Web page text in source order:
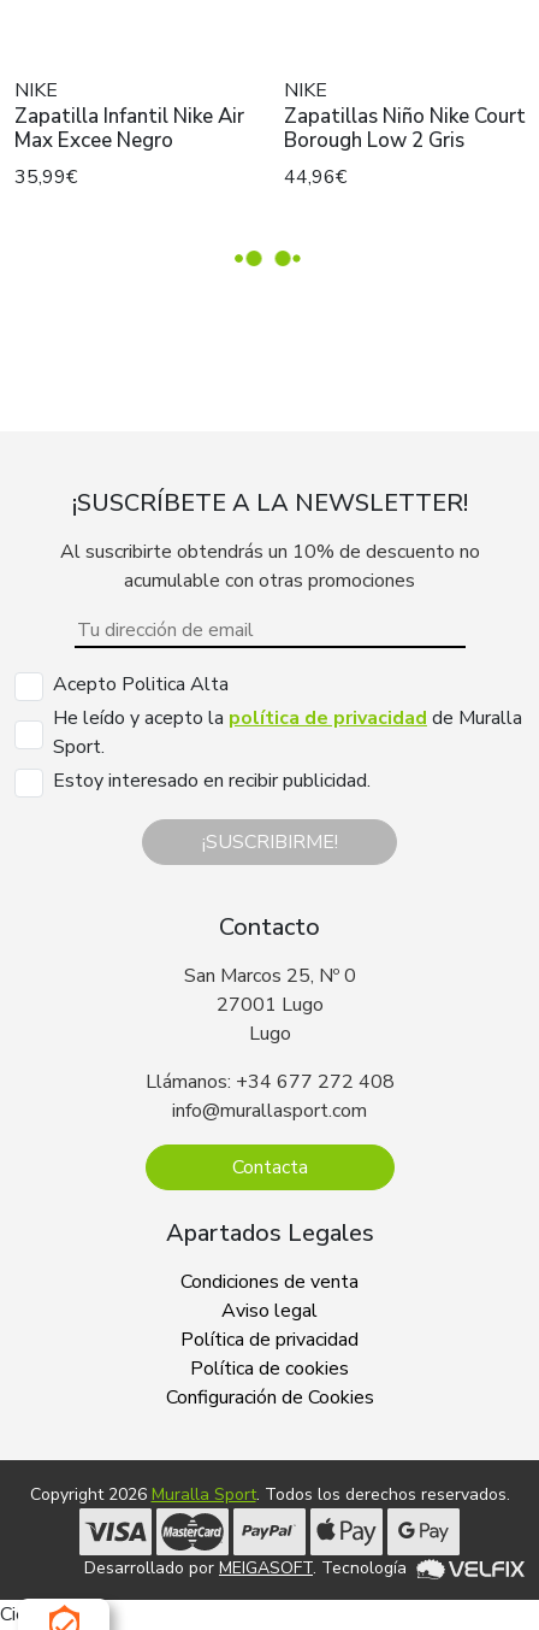
NIKE
Zapatilla Infantil Nike Air
Max Excee Negro
35,99€
NIKE
Zapatillas Niño Nike Court
Borough Low 2 Gris
44,96€
¡SUSCRÍBETE A LA NEWSLETTER!
Al suscribirte obtendrás un 10% de descuento no
acumulable con otras promociones
Acepto Politica Alta
He leído y acepto la política de privacidad de Muralla
Sport.
Estoy interesado en recibir publicidad.
¡SUSCRIBIRME!
Contacto
San Marcos 25, Nº 0
27001 Lugo
Lugo
Llámanos: +34 677 272 408
info@murallasport.com
Contacta
Apartados Legales
Condiciones de venta
Aviso legal
Política de privacidad
Política de cookies
Configuración de Cookies
Copyright 2026 Muralla Sport. Todos los derechos reservados.
Desarrollado por MEIGASOFT. Tecnología
Cierra